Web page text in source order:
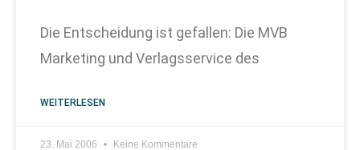
Die Entscheidung ist gefallen: Die MVB
Marketing und Verlagsservice des
WEITERLESEN
23. Mai 2006 Keine Kommentare